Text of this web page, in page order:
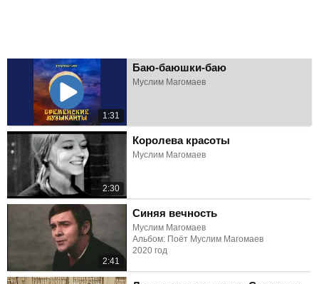
1:31
Баю-баюшки-баю
Муслим Магомаев
2:30
Королева красоты
Муслим Магомаев
2:41
Синяя вечность
Муслим Магомаев
Альбом: Поёт Муслим Магомаев
2020 год